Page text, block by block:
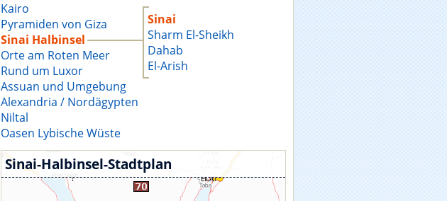
Kairo
Pyramiden von Giza
Sinai Halbinsel
Orte am Roten Meer
Rund um Luxor
Assuan und Umgebung
Alexandria / Nordägypten
Niltal
Oasen Lybische Wüste
Sinai
Sharm El-Sheikh
Dahab
El-Arish
Sinai-Halbinsel-Stadtplan